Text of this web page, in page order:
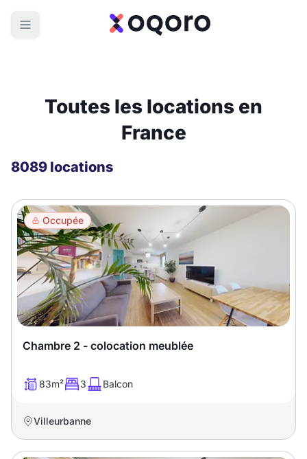
Toutes les locations en
France
8089 locations
Occupée
Chambre 2 - colocation meublée
83m² 3 Balcon
Villeurbanne